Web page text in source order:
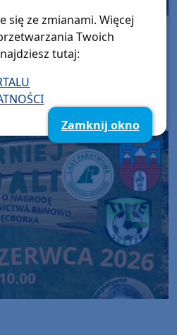
16
Wielki Buczek
wczorajszym (14.06)
(FOTO)
się ze zmianami. Więcej
Twoich
tutaj:
Zamknij okno